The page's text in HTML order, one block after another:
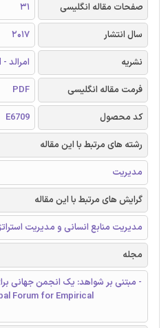
صفحات مقاله انگلیسی
31
سال انتشار
2017
نشریه
امرالد - Emerald
فرمت مقاله انگلیسی
PDF
کد محصول
E6709
رشته های مرتبط با این مقاله
مدیریت
گرایش های مرتبط با این مقاله
مدیریت منابع انسانی و مدیریت
مجله
Forum for Empirical